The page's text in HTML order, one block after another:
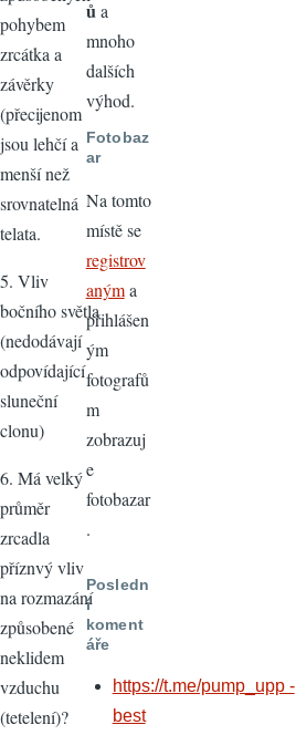
pohybem
zrcátka a
závěrky
(přecijenom
jsou lehčí a
menší než
srovnatelná
telata.
5. Vliv
bočního světla
(nedodávají
odpovídající
sluneční
clonu)
6. Má velký
průměr
zrcadla
příznvý vliv
na rozmazání
způsobené
neklidem
vzduchu
(tetelení)?
ů a
mnoho
dalších
výhod.
Fotobaz
ar
Na tomto
místě se
registrov
anýma
přihlášen
ým
fotografů
m
zobrazuj
e
fotobazar
.
Posledn
í
koment
áře
https://t.me/pump_upp -
best